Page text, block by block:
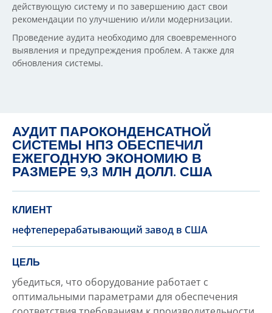
действующую систему и по завершению даст свои
рекомендации по улучшению и/или модернизации.
Проведение аудита необходимо для своевременного
выявления и предупреждения проблем. А также для
обновления системы.
АУДИТ ПАРОКОНДЕНСАТНОЙ
СИСТЕМЫ НПЗ ОБЕСПЕЧИЛ
ЕЖЕГОДНУЮ ЭКОНОМИЮ В
РАЗМЕРЕ 9,3 МЛН ДОЛЛ. США
КЛИЕНТ
нефтеперерабатывающий завод в США
ЦЕЛЬ
убедиться, что оборудование работает с
оптимальными параметрами для обеспечения